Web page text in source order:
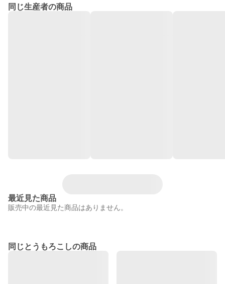
同じ生産者の商品
最近見た商品
販売中の最近見た商品はありません。
同じとうもろこしの商品